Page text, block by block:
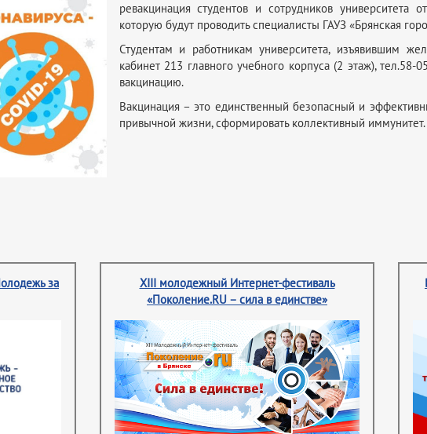
ревакцинация студентов и сотрудников университета
которую будут проводить специалисты ГАУЗ «Брянская
Студентам и работникам университета, изъявившим
кабинет 213 главного учебного корпуса (2 этаж),
вакцинацию.
Вакцинация – это единственный безопасный и
привычной жизни, сформировать коллективный иммунитет.
за
XIII молодежный Интернет-фестиваль
«Поколение.RU – сила в единстве»